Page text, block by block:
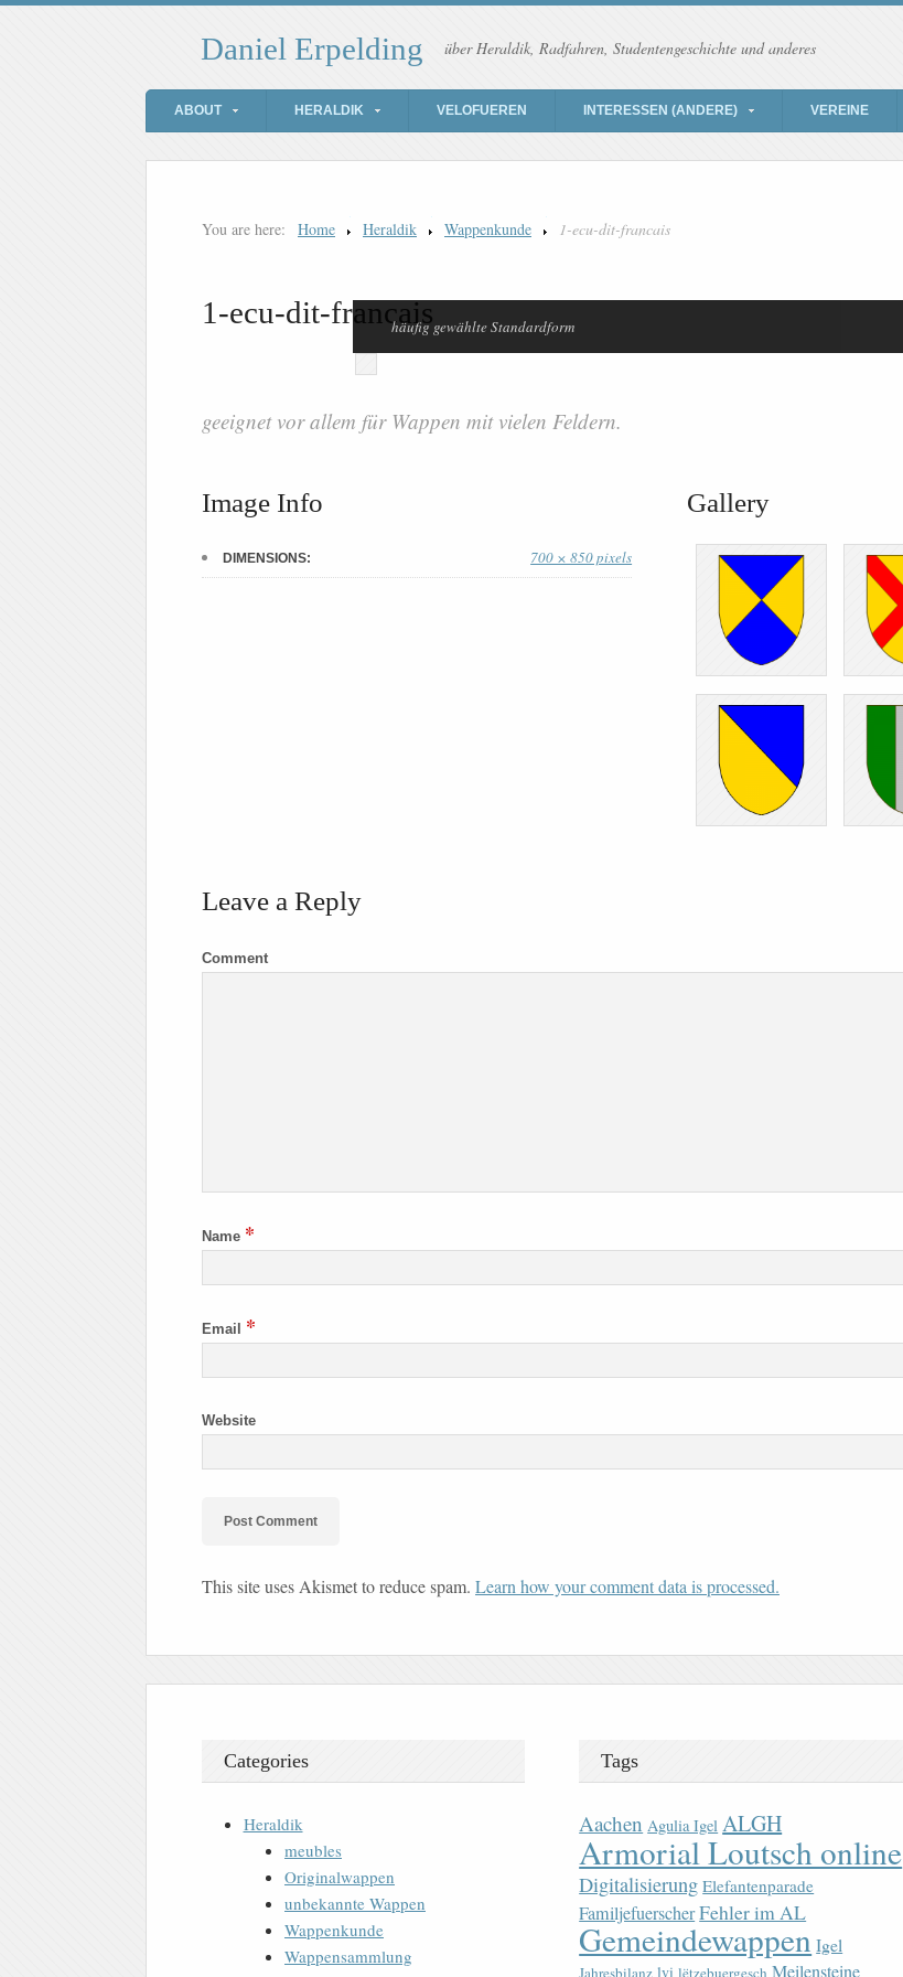
Daniel Erpelding über Heraldik, Radfahren, Studentengeschichte und anderes
ABOUT HERALDIK VELOFUEREN INTERESSEN (ANDERE) VEREINE
You are here: Home Heraldik Wappenkunde 1-ecu-dit-francais
1-ecu-dit-francaishäufig gewählte Standardform
geeignet vor allem für Wappen mit vielen Feldern.
Image Info
DIMENSIONS: 700 × 850 pixels
Gallery
Leave a Reply
Comment
Name *
Email *
Website
This site uses Akismet to reduce spam. Learn how your comment data is processed.
Categories
Heraldik
meubles
Originalwappen
unbekannte Wappen
Wappenkunde
Wappensammlung
Tags
Aachen Agulia Igel ALGH
Armorial Loutsch online
Digitalisierung Elefantenparade
FamiljefuerscherFehler im AL
Gemeindewappen Igel
Jahresbilanz lvi lëtzebuergesch Meilensteine